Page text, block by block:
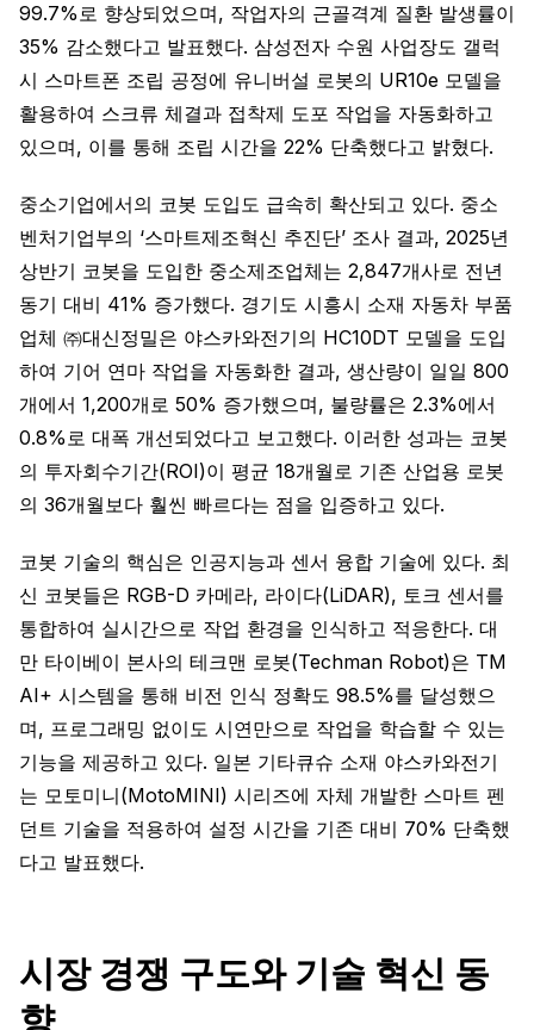
99.7%로 향상되었으며, 작업자의 근골격계 질환 발생률이
35% 감소했다고 발표했다. 삼성전자 수원 사업장도 갤럭
시 스마트폰 조립 공정에 유니버설 로봇의 UR10e 모델을
활용하여 스크류 체결과 접착제 도포 작업을 자동화하고
있으며, 이를 통해 조립 시간을 22% 단축했다고 밝혔다.
중소기업에서의 코봇 도입도 급속히 확산되고 있다. 중소
벤처기업부의 ‘스마트제조혁신 추진단’ 조사 결과, 2025년
상반기 코봇을 도입한 중소제조업체는 2,847개사로 전년
동기 대비 41% 증가했다. 경기도 시흥시 소재 자동차 부품
업체 ㈜대신정밀은 야스카와전기의 HC10DT 모델을 도입
하여 기어 연마 작업을 자동화한 결과, 생산량이 일일 800
개에서 1,200개로 50% 증가했으며, 불량률은 2.3%에서
0.8%로 대폭 개선되었다고 보고했다. 이러한 성과는 코봇
의 투자회수기간(ROI)이 평균 18개월로 기존 산업용 로봇
의 36개월보다 훨씬 빠르다는 점을 입증하고 있다.
코봇 기술의 핵심은 인공지능과 센서 융합 기술에 있다. 최
신 코봇들은 RGB-D 카메라, 라이다(LiDAR), 토크 센서를
통합하여 실시간으로 작업 환경을 인식하고 적응한다. 대
만 타이베이 본사의 테크맨 로봇(Techman Robot)은 TM
AI+ 시스템을 통해 비전 인식 정확도 98.5%를 달성했으
며, 프로그래밍 없이도 시연만으로 작업을 학습할 수 있는
기능을 제공하고 있다. 일본 기타큐슈 소재 야스카와전기
는 모토미니(MotoMINI) 시리즈에 자체 개발한 스마트 펜
던트 기술을 적용하여 설정 시간을 기존 대비 70% 단축했
다고 발표했다.
시장 경쟁 구도와 기술 혁신 동
향